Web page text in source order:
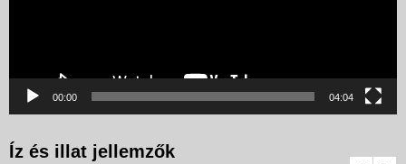
00:00 04:04
Íz és illat jellemzők